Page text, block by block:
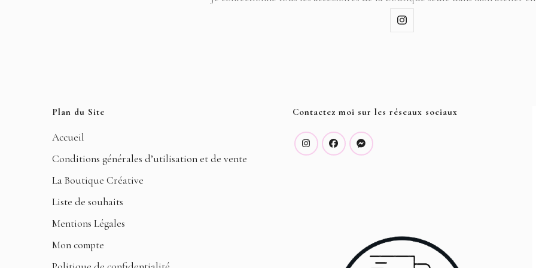
Plan du Site
Accueil
Conditions générales d’utilisation et de vente
La Boutique Créative
Liste de souhaits
Mentions Légales
Mon compte
Contactez moi sur les réseaux sociaux